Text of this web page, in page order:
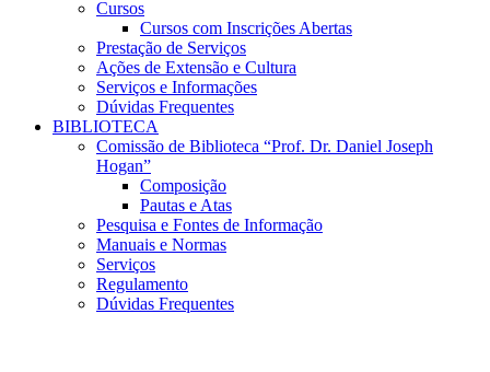
Cursos
Cursos com Inscrições Abertas
Prestação de Serviços
Ações de Extensão e Cultura
Serviços e Informações
Dúvidas Frequentes
BIBLIOTECA
Comissão de Biblioteca “Prof. Dr. Daniel Joseph
Hogan”
Composição
Pautas e Atas
Pesquisa e Fontes de Informação
Manuais e Normas
Serviços
Regulamento
Dúvidas Frequentes